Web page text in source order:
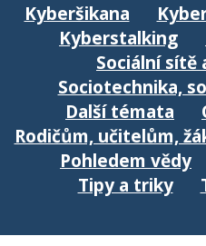
Kyberšikana
Kyberstalking
Sociální sítě
Sociotechnika,
Další témata
Rodičům, učitelům,
Pohledem vědy
Tipy a triky